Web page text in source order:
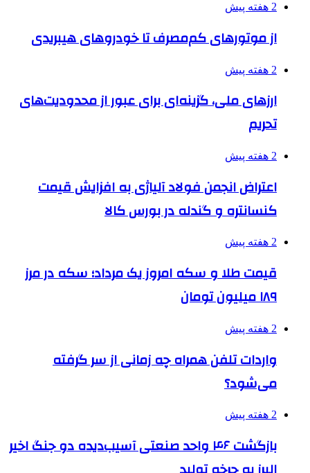
2 هفته پیش
از موتورهای کم‌مصرف تا خودروهای هیبریدی
2 هفته پیش
ارزهای ملی، گزینه‌ای برای عبور از محدودیت‌های
تحریم
2 هفته پیش
اعتراض انجمن فولاد آلیاژی به افزایش قیمت
کنسانتره و گندله در بورس کالا
2 هفته پیش
قیمت طلا و سکه امروز یک مرداد؛ سکه در مرز
۱۸۹ میلیون تومان
2 هفته پیش
واردات تلفن همراه چه زمانی از سر گرفته
می‌شود؟
2 هفته پیش
بازگشت ۴۶ واحد صنعتی آسیب‌دیده دو جنگ اخیر